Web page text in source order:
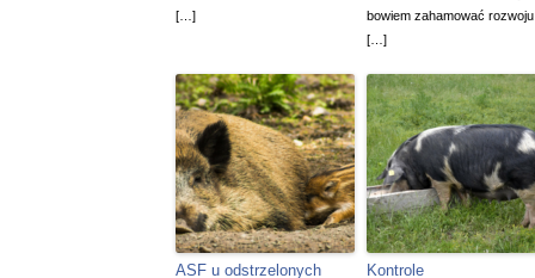
[…]
bowiem zahamować rozwoju
[…]
ASF u odstrzelonych
Kontrole